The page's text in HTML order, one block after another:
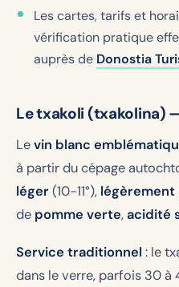
Les cartes, tarifs et
vérification pratique
auprès de Donostia
Le txakoli (txakolina)
Levin blanc
à partir du cépage
léger(10-11°),
de pomme verte,acidité
Service traditionnel : le
dans le verre, parfois 30 à